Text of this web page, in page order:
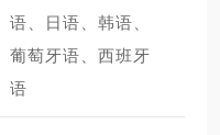
语、日语、韩语、
葡萄牙语、西班牙
语